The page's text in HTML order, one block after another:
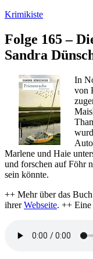
Zum
springen
Krimikiste
Folge 165 –
Sandra
In
von
Marlene und Haie
und forschen auf Föhr
sein könnte.
++ Mehr über das
ihrerWebseite. ++